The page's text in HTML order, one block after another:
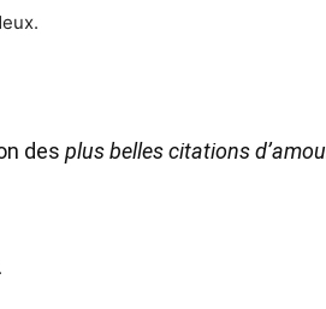
des plus belles citations